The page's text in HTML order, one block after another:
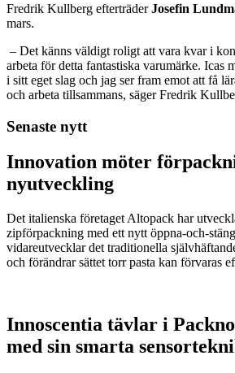
Fredrik Kullberg efterträderJosefin
mars.
– Det känns väldigt roligt att vara kvar i
arbeta för detta fantastiska varumärke. Icas
i sitt eget slag och jag ser fram emot att få
och arbeta tillsammans, säger Fredrik
Senaste nytt
Innovation möter
nyutveckling
Det italienska företaget Altopack har
zipförpackning med ett nytt öppna-och-
vidareutvecklar det traditionella
och förändrar sättet torr pasta kan förvaras
Innoscentia tävlar i
med sin smarta